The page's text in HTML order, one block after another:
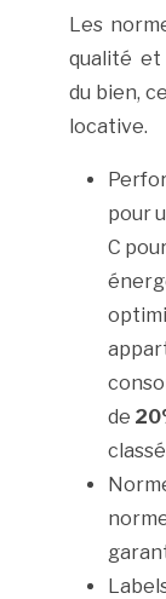
Les
qualité et
du bien,
locative.
pour
C
de
classé